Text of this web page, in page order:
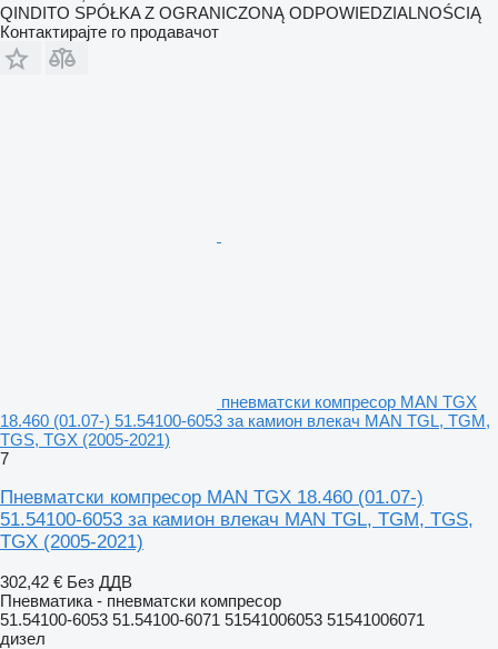
QINDITO SPÓŁKA Z OGRANICZONĄ ODPOWIEDZIALNOŚCIĄ
Контактирајте го продавачот
пневматски компресор MAN TGX
18.460 (01.07-) 51.54100-6053 за камион влекач MAN TGL, TGM,
TGS, TGX (2005-2021)
7
Пневматски компресор MAN TGX 18.460 (01.07-)
51.54100-6053 за камион влекач MAN TGL, TGM, TGS,
TGX (2005-2021)
302,42 € Без ДДВ
Пневматика - пневматски компресор
51.54100-6053 51.54100-6071 51541006053 51541006071
дизел